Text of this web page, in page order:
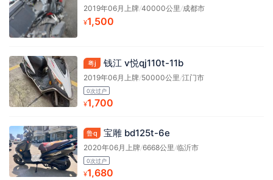
2019年06月上牌/40000公里 /成都市
¥1,500
粤j 钱江 v悦qj110t-11b
2019年06月上牌/50000公里 /江门市
0次过户
¥1,700
鲁q 宝雕 bd125t-6e
2020年06月上牌/6668公里 /临沂市
0次过户
¥1,680